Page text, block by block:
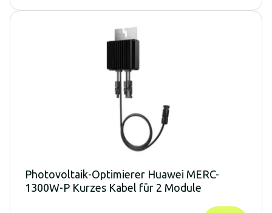
Photovoltaik-Optimierer Huawei MERC-
1300W-P Kurzes Kabel für 2 Module